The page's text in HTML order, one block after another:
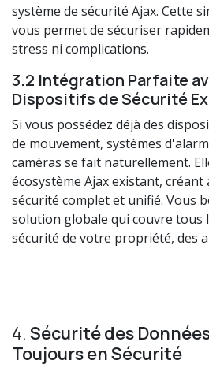
système de sécurité Ajax. Cette
vous permet de sécuriser
stress ni complications.
3.2 Intégration Parfaite
Dispositifs de Sécurité
Si vous possédez déjà des
de mouvement, systèmes
caméras se fait naturellement.
écosystème Ajax existant, créant
sécurité complet et unifié. Vous
solution globale qui couvre tous
sécurité de votre propriété, des
4. Sécurité des
Toujours en Sécurité